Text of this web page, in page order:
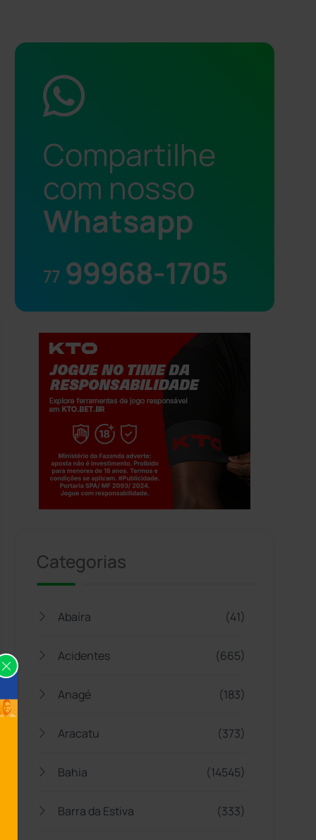
Compartilhe
com nosso
Whatsapp
77 99968-1705
Categorias
Abaíra (41)
Acidentes (665)
Anagé (183)
Aracatu (373)
Bahia (14545)
Barra da Estiva (333)